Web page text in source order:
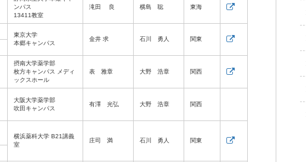
ンパス
13411教室
滝田 良 横島 聡 東海
東京大学
本郷キャンパス
金井 求 石川 勇人
関東
摂南大学薬学部
枚方キャンパス メディ
ックスホール
表 雅章 大野 浩章 関西
大阪大学薬学部
吹田キャンパス
有澤 光弘 大野 浩章 関西
横浜薬科大学 B21講義
室
庄司 満 石川 勇人
関東